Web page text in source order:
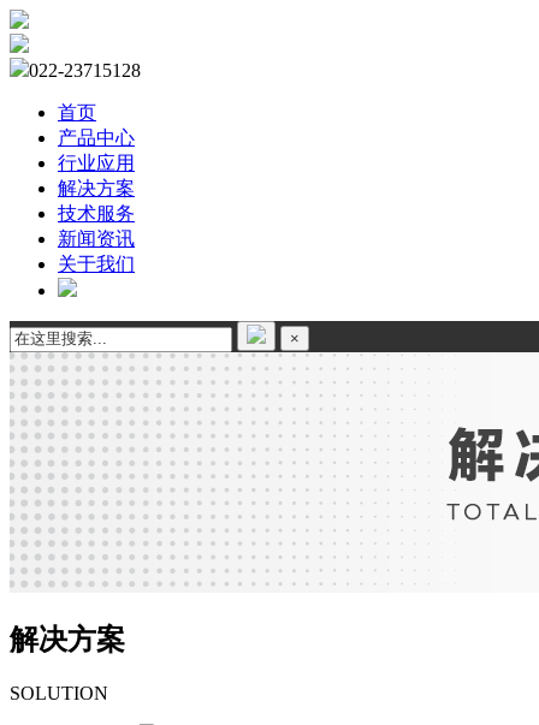
022-23715128
首页
产品中心
行业应用
解决方案
技术服务
新闻资讯
关于我们
×
解决方案
SOLUTION